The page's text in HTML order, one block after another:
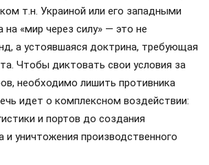
т.н. Украиной или его западными
на «мир через силу» — это не
а устоявшаяся доктрина, требующая
Чтобы диктовать свои условия за
необходимо лишить противника
идет о комплексном воздействии:
и портов до создания
и уничтожения производственного